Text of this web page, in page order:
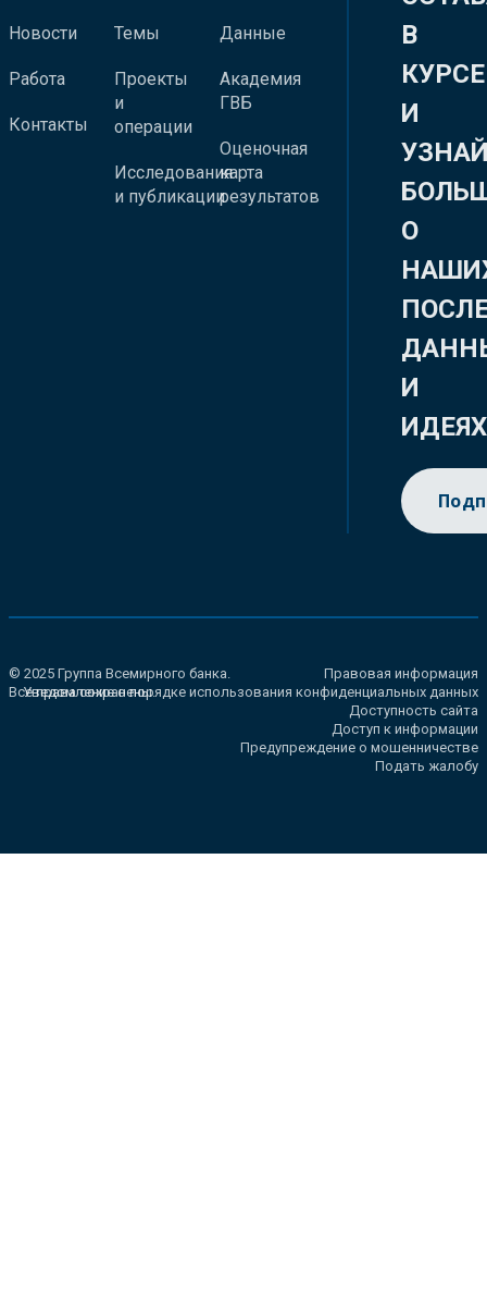
Новости
Работа
Контакты
Темы
Проекты
и
операции
Исследования
и публикации
Данные
Академия
ГВБ
Оценочная
карта
результатов
В
КУРСЕ
И
О
И
ИДЕЯХ
© 2025 Группа Всемирного банка.
Все права сохранены.
Правовая информация
Уведомление о порядке использования конфиденциальных данных
Доступность сайта
Доступ к информации
Предупреждение о мошенничестве
Подать жалобу